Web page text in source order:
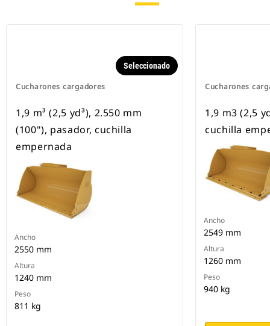
Cucharones cargadores
Seleccionado
1,9 m³ (2,5 yd³), 2.550 mm
(100"), pasador, cuchilla
empernada
Ancho
2550 mm
Altura
1240 mm
Peso
811 kg
Cucharones
1,9 m3 (2,5
cuchilla
Ancho
2549 mm
Altura
1260 mm
Peso
940 kg